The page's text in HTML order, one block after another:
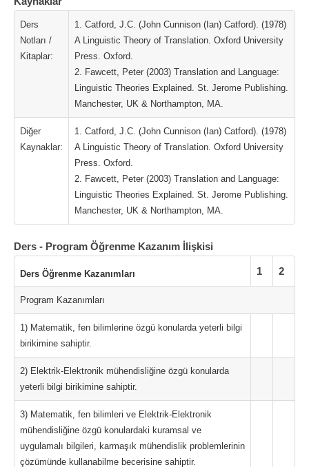
Ders
Notları /
Kitaplar:
1. Catford, J.C. (John Cunnison (Ian) Catford). (1978)
A Linguistic Theory of Translation. Oxford University
Press. Oxford.
2. Fawcett, Peter (2003) Translation and Language:
Linguistic Theories Explained. St. Jerome Publishing.
Manchester, UK & Northampton, MA.
Diğer
Kaynaklar:
1. Catford, J.C. (John Cunnison (Ian) Catford). (1978)
A Linguistic Theory of Translation. Oxford University
Press. Oxford.
2. Fawcett, Peter (2003) Translation and Language:
Linguistic Theories Explained. St. Jerome Publishing.
Manchester, UK & Northampton, MA.
Ders - Program Öğrenme Kazanım İlişkisi
Ders Öğrenme Kazanımları 1 2
Program Kazanımları
1) Matematik, fen bilimlerine özgü konularda yeterli bilgi
birikimine sahiptir.
2) Elektrik-Elektronik mühendisliğine özgü konularda
yeterli bilgi birikimine sahiptir.
3) Matematik, fen bilimleri ve Elektrik-Elektronik
mühendisliğine özgü konulardaki kuramsal ve
uygulamalı bilgileri, karmaşık mühendislik problemlerinin
çözümünde kullanabilme becerisine sahiptir.